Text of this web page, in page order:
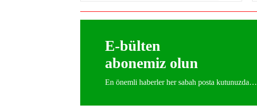
E-bülten
abonemiz olun
En önemli haberler her sabah posta kutunuzda…